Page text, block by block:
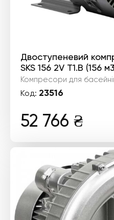
Двоступеневий
SKS 156 2V T1.В (156
Компресори для
Код: 23516
52 766 ₴